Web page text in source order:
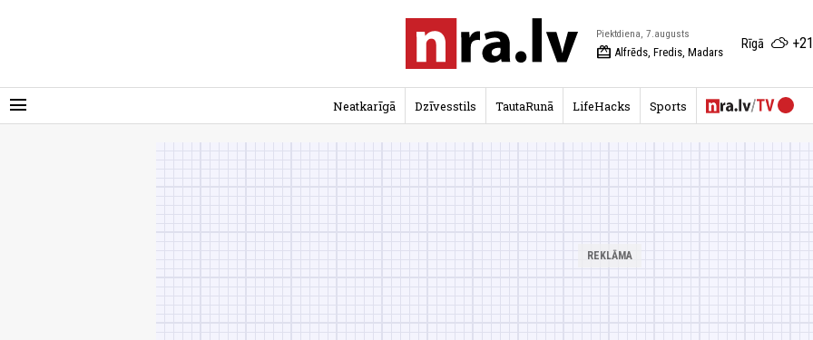
menu
Piektdiena, 7.augusts
redeem Alfrēds, Fredis, Madars
Rīgā
Neatkarīgā Dzīvesstils TautaRunā LifeHacks Sports